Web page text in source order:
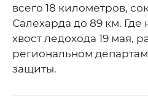
всего 18 километров,
Салехарда до 89 км. Где
хвост ледохода 19 мая,
региональном
защиты.